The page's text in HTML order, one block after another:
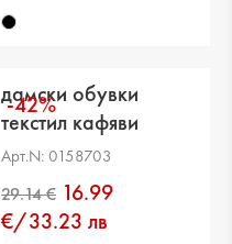
30.67 €
-42%
дамски обувки
текстил кафяви
Арт.N: 0158703
16.99
€/33.23 лв